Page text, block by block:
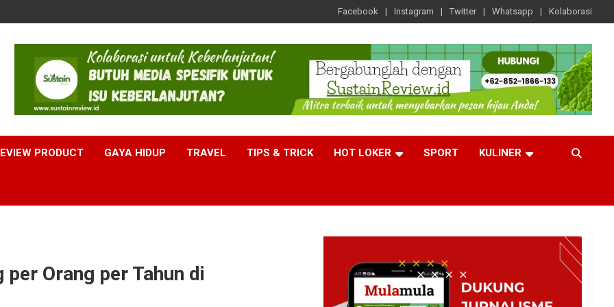
Facebook Instagram Twitter Whatsapp Kolaborasi
PRODUCT GAYA HIDUP TRAVEL TIPS & TRICK HOT LOKER SPORT KULINER
Orang per Tahun di